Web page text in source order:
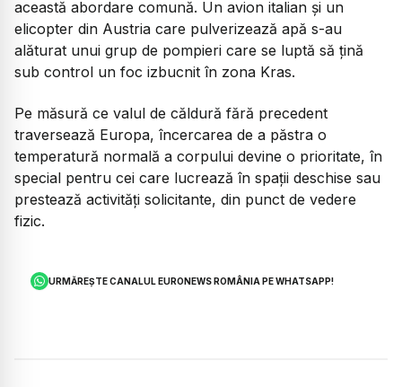
această abordare comună. Un avion italian și un
elicopter din Austria care pulverizează apă s-au
alăturat unui grup de pompieri care se luptă să țină
sub control un foc izbucnit în zona Kras.
Pe măsură ce valul de căldură fără precedent
traversează Europa, încercarea de a păstra o
temperatură normală a corpului devine o prioritate, în
special pentru cei care lucrează în spații deschise sau
prestează activități solicitante, din punct de vedere
fizic.
URMĂREȘTE CANALUL EURONEWS ROMÂNIA PE WHATSAPP!